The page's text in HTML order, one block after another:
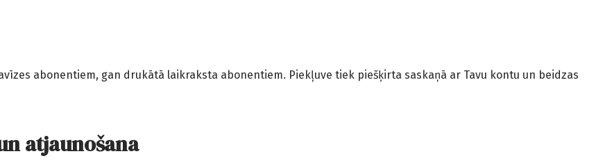
abonentiem, gan drukātā laikraksta abonentiem. Piekļuve tiek piešķirta saskaņā ar Tavu kontu un beidzas
atjaunošana